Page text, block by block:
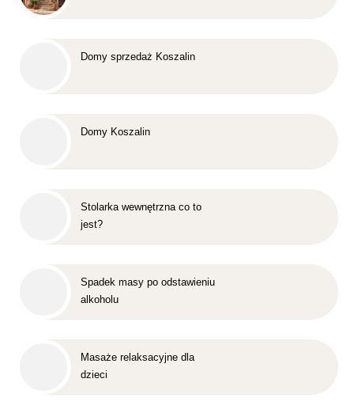
Domy sprzedaż Koszalin
Domy Koszalin
Stolarka wewnętrzna co to
jest?
Spadek masy po odstawieniu
alkoholu
Masaże relaksacyjne dla
dzieci